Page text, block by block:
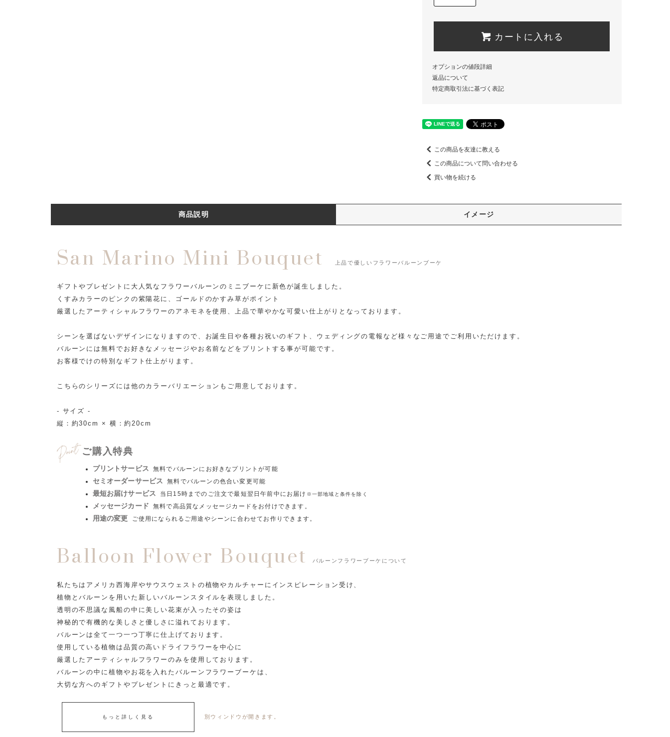
カートに入れる
オプションの値段詳細
返品について
特定商取引法に基づく表記
この商品を友達に教える
この商品について問い合わせる
買い物を続ける
商品説明 イメージ
San Marino Mini Bouquet 上品で優しいフラワーバルーンブーケ
ギフトやプレゼントに大人気なフラワーバルーンのミニブーケに新色が誕生しました。
くすみカラーのピンクの紫陽花に、ゴールドのかすみ草がポイント
厳選したアーティシャルフラワーのアネモネを使用、上品で華やかな可愛い仕上がりとなっております。
シーンを選ばないデザインになりますので、お誕生日や各種お祝いのギフト、ウェディングの電報など様々なご用途でご利用いただけます。
バルーンには無料でお好きなメッセージやお名前などをプリントする事が可能です。
お客様でけの特別なギフト仕上がります。
こちらのシリーズには他のカラーバリエーションもご用意しております。
- サイズ -
縦：約30cm × 横：約20cm
ご購入特典
プリントサービス 無料でバルーンにお好きなプリントが可能
セミオーダーサービス 無料でバルーンの色合い変更可能
最短お届けサービス 当日15時までのご注文で最短翌日午前中にお届け ※一部地域と条件を除く
メッセージカード 無料で高品質なメッセージカードをお付けできます。
用途の変更 ご使用になられるご用途やシーンに合わせてお作りできます。
Balloon Flower Bouquet バルーンフラワーブーケについて
私たちはアメリカ西海岸やサウスウェストの植物やカルチャーにインスピレーション受け、
植物とバルーンを用いた新しいバルーンスタイルを表現しました。
透明の不思議な風船の中に美しい花束が入ったその姿は
神秘的で有機的な美しさと優しさに溢れております。
バルーンは全て一つ一つ丁寧に仕上げております。
使用している植物は品質の高いドライフラワーを中心に
厳選したアーティシャルフラワーのみを使用しております。
バルーンの中に植物やお花を入れたバルーンフラワーブーケは、
大切な方へのギフトやプレゼントにきっと最適です。
もっと詳しく見る 別ウィンドウが開きます。